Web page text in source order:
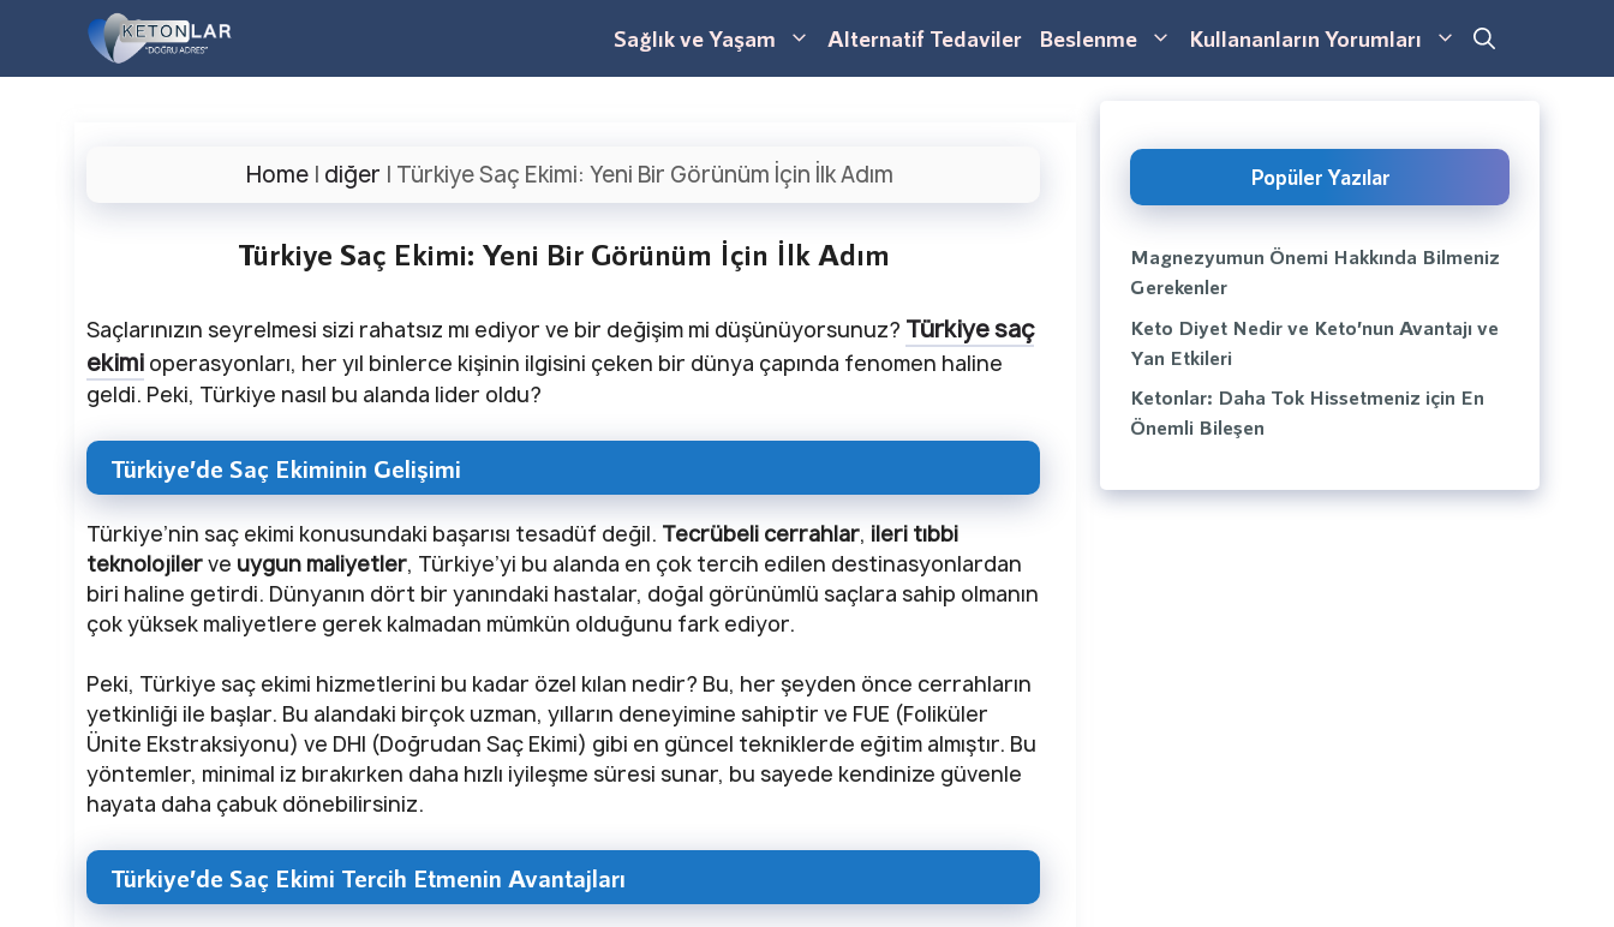
Sağlık ve Yaşam Alternatif Tedaviler Beslenme Kullananların Yorumları
Home| diğer | Türkiye Saç Ekimi: Yeni Bir Görünüm İçin İlk Adım
Türkiye Saç Ekimi: Yeni Bir Görünüm İçin İlk Adım
Saçlarınızın seyrelmesi sizi rahatsız mı ediyor ve bir değişim mi düşünüyorsunuz? Türkiye saç
ekimi operasyonları, her yıl binlerce kişinin ilgisini çeken bir dünya çapında fenomen haline
geldi. Peki, Türkiye nasıl bu alanda lider oldu?
Türkiye’de Saç Ekiminin Gelişimi
Türkiye’nin saç ekimi konusundaki başarısı tesadüf değil. Tecrübeli cerrahlar, ileri tıbbi
teknolojilerve uygun maliyetler, Türkiye’yi bu alanda en çok tercih edilen destinasyonlardan
biri haline getirdi. Dünyanın dört bir yanındaki hastalar, doğal görünümlü saçlara sahip olmanın
çok yüksek maliyetlere gerek kalmadan mümkün olduğunu fark ediyor.
Peki, Türkiye saç ekimi hizmetlerini bu kadar özel kılan nedir? Bu, her şeyden önce cerrahların
yetkinliği ile başlar. Bu alandaki birçok uzman, yılların deneyimine sahiptir ve FUE (Foliküler
Ünite Ekstraksiyonu) ve DHI (Doğrudan Saç Ekimi) gibi en güncel tekniklerde eğitim almıştır. Bu
yöntemler, minimal iz bırakırken daha hızlı iyileşme süresi sunar, bu sayede kendinize güvenle
hayata daha çabuk dönebilirsiniz.
Türkiye’de Saç Ekimi Tercih Etmenin Avantajları
Popüler Yazılar
Magnezyumun Önemi Hakkında Bilmeniz
Gerekenler
Keto Diyet Nedir ve Keto’nun Avantajı ve
Yan Etkileri
Ketonlar: Daha Tok Hissetmeniz için En
Önemli Bileşen